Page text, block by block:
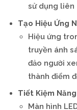
sử dụng liên
Tạo Hiệu Ứng
Hiệu ứng
truyền ánh
đảo người
thành điểm
Tiết Kiệm
Màn hình